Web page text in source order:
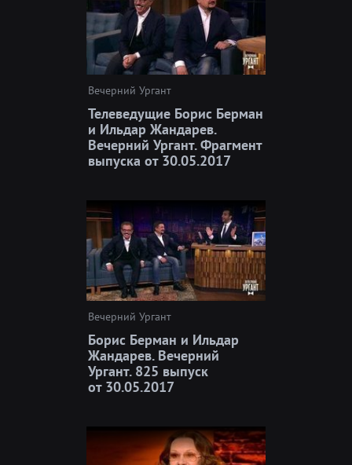
Вечерний Ургант
Телеведущие Борис Берман
и Ильдар Жандарев.
Вечерний Ургант. Фрагмент
выпуска от 30.05.2017
Вечерний Ургант
Борис Берман и Ильдар
Жандарев. Вечерний
Ургант. 825 выпуск
от 30.05.2017